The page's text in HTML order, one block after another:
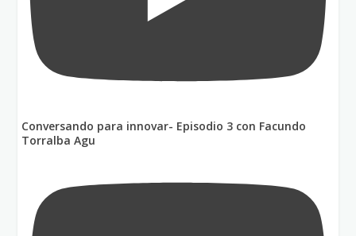
Conversando para innovar- Episodio 3 con Facundo
Torralba Agu